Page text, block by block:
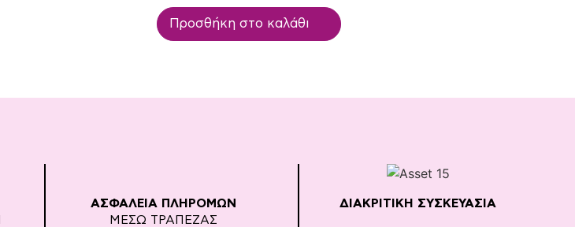
Προσθήκη στο καλάθι
ΑΣΦΑΛΕΙΑ ΠΛΗΡΟΜΩΝ
ΜΕΣΩ ΤΡΑΠΕΖΑΣ
ΔΙΑΚΡΙΤΙΚΗ ΣΥΣΚΕΥΑΣΙΑ